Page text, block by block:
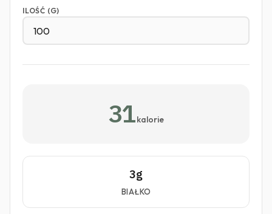
ILOŚĆ (G)
31 kalorie
3g
BIAŁKO